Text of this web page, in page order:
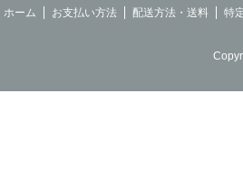
ホーム お支払い方法 配送方法・送料 特